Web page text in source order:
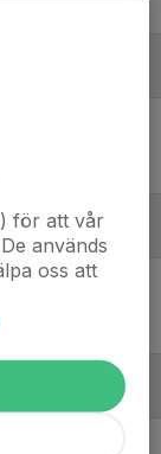
Onsala
för att vår
används
oss att